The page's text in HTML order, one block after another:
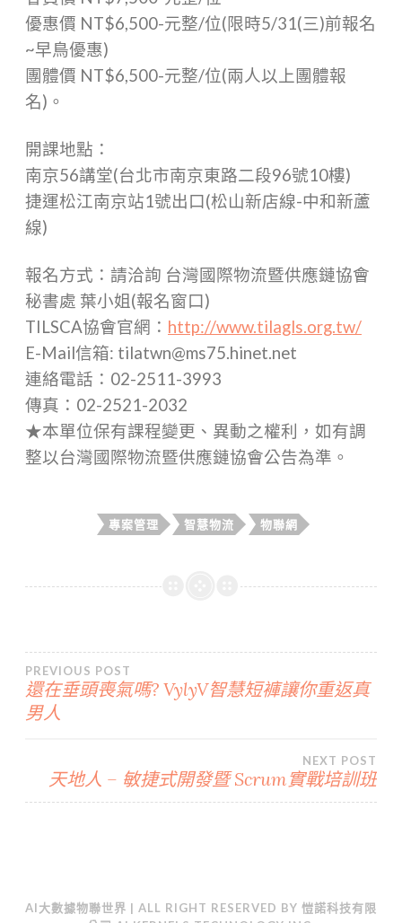
優惠價 NT$6,500-元整/位(限時5/31(三)前報名
~早鳥優惠)
團體價 NT$6,500-元整/位(兩人以上團體報
名)。
開課地點：
南京56講堂(台北市南京東路二段96號10樓)
捷運松江南京站1號出口(松山新店線-中和新蘆
線)
報名方式：請洽詢 台灣國際物流暨供應鏈協會
秘書處 葉小姐(報名窗口)
TILSCA協會官網： http://www.tilagls.org.tw/
E-Mail信箱: tilatwn@ms75.hinet.net
連絡電話：02-2511-3993
傳真：02-2521-2032
★本單位保有課程變更、異動之權利，如有調
整以台灣國際物流暨供應鏈協會公告為準。
專案管理 智慧物流 物聯網
文
章
導
覽
PREVIOUS POST
還在垂頭喪氣嗎? VylyV智慧短褲讓你重返真
男人
NEXT POST
天地人 – 敏捷式開發暨 Scrum實戰培訓班
AI大數據物聯世界 | ALL RIGHT RESERVED BY 愷諾科技有限